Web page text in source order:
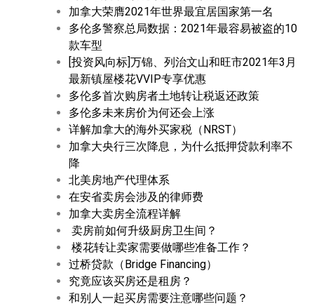
加拿大荣膺2021年世界最宜居国家第一名
多伦多警察总局数据：2021年最容易被盗的10
款车型
[投资风向标]万锦、列治文山和旺市2021年3月
最新镇屋楼花VVIP专享优惠
多伦多首次购房者土地转让税返还政策
多伦多未来房价为何还会上涨
详解加拿大的海外买家税（NRST）
加拿大央行三次降息，为什么抵押贷款利率不
降
北美房地产代理体系
在安省卖房会涉及的律师费
加拿大卖房全流程详解
卖房前如何升级厨房卫生间？
楼花转让卖家需要做哪些准备工作？
过桥贷款（Bridge Financing）
究竟应该买房还是租房？
和别人一起买房需要注意哪些问题？